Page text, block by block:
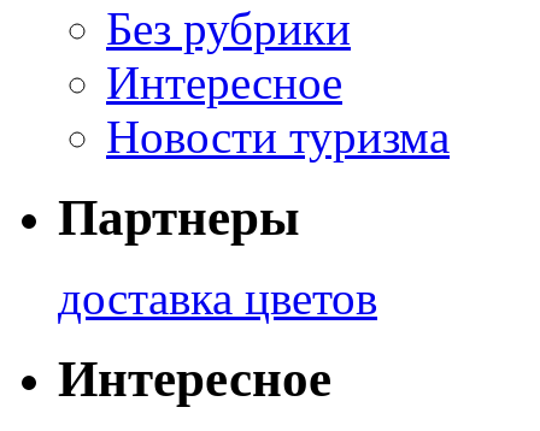
Без рубрики
Интересное
Новости туризма
Партнеры
доставка цветов
Интересное